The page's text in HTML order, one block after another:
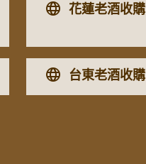
花蓮老酒收購
台東老酒收購